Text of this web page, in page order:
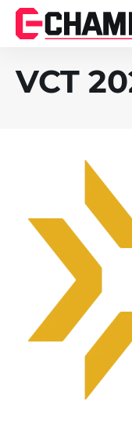
VCT